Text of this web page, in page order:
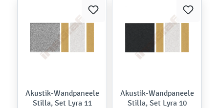
Akustik-Wandpaneele
Stilla, Set Lyra 11
Akustik-Wandpaneele
Stilla, Set Lyra 10